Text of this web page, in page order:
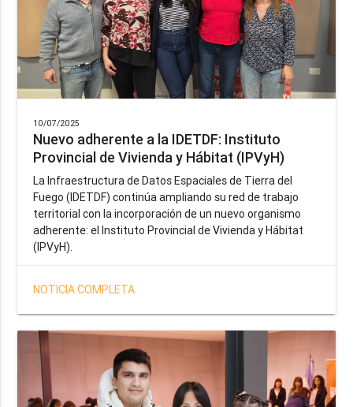
10/07/2025
Nuevo adherente a la IDETDF: Instituto
Provincial de Vivienda y Hábitat (IPVyH)
La Infraestructura de Datos Espaciales de Tierra del
Fuego (IDETDF) continúa ampliando su red de trabajo
territorial con la incorporación de un nuevo organismo
adherente: el Instituto Provincial de Vivienda y Hábitat
(IPVyH).
NOTICIA COMPLETA